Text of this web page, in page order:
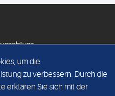
um die
zu verbessern. Durch die
erklären Sie sich mit der